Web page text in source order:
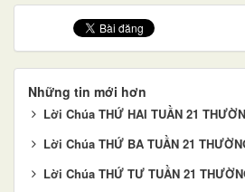
Những tin mới hơn
Lời Chúa THỨ HAI TUẦN 21
Lời Chúa THỨ BA TUẦN 21
Lời Chúa THỨ TƯ TUẦN 21